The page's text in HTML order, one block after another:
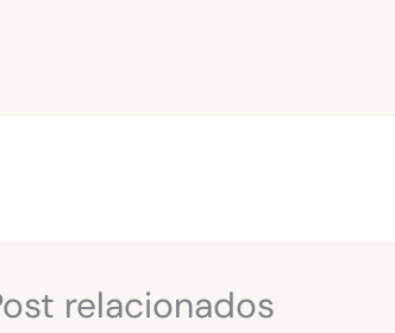
relacionados